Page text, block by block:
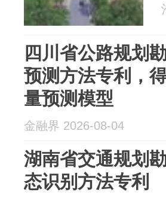
四川省公路规划
预测方法专利，
量预测模型
金融界 2026-08-04
湖南省交通规划
态识别方法专利